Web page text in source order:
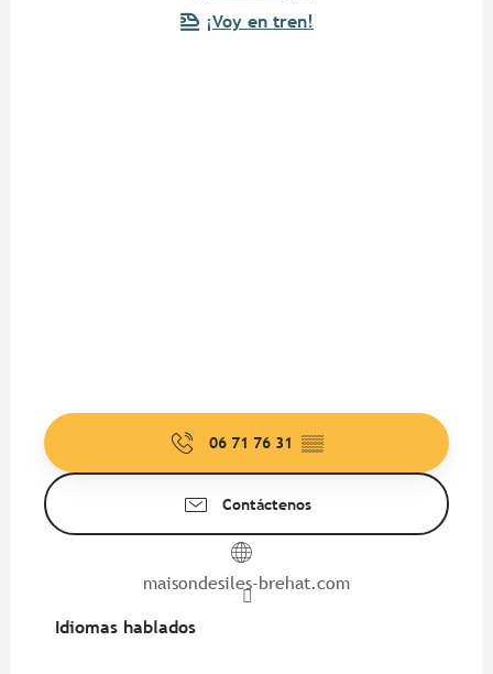
¡Voy en tren!
06 71 76 31 ▒▒
Contáctenos
maisondesiles-brehat.com
Idiomas hablados
Idiomas hablados